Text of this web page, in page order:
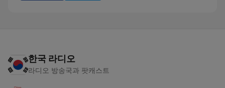
한국 라디오
라디오 방송국과 팟캐스트